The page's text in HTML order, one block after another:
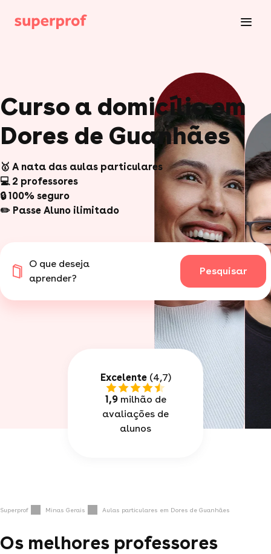
Curso a domicílio em
Dores de Guanhães
🥇 A nata das aulas particulares
💻 2 professores
🔒 100% seguro
✏️ Passe Aluno ilimitado
O que deseja
aprender?
Pesquisar
Excelente(4,7)
1,9milhão de
avaliações de
alunos
Superprof Minas Gerais Aulas particulares em Dores de Guanhães
Os melhores professores